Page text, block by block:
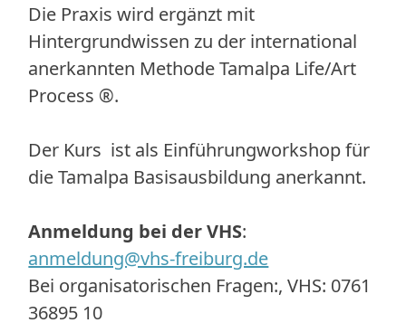
Die Praxis wird ergänzt mit
Hintergrundwissen zu der international
anerkannten Methode Tamalpa Life/Art
Process ®.
Der Kurs ist als Einführungworkshop für
die Tamalpa Basisausbildung anerkannt.
Anmeldung bei der VHS:
anmeldung@vhs-freiburg.de
Bei organisatorischen Fragen:, VHS: 0761
36895 10